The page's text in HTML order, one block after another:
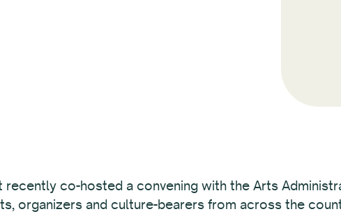
recently co-hosted a convening with the Arts
organizers and culture-bearers from across the